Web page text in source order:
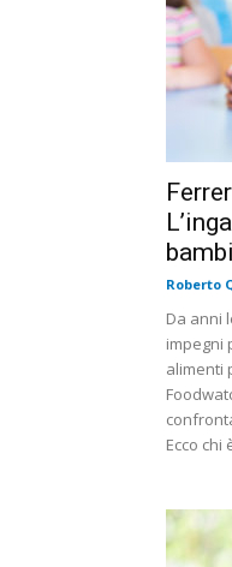
Roberto
Da anni
impegni
alimenti
Ecco chi